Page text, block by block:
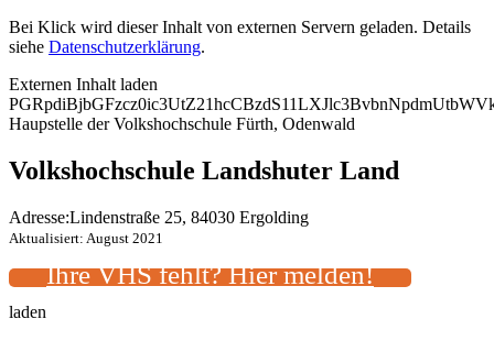
Bei Klick wird dieser Inhalt von externen Servern geladen. Details
siehe Datenschutzerklärung.
Externen Inhalt laden
Haupstelle der Volkshochschule Fürth, Odenwald
Volkshochschule Landshuter Land
Adresse:Lindenstraße 25, 84030 Ergolding
Aktualisiert: August 2021
Ihre VHS fehlt? Hier melden!
laden